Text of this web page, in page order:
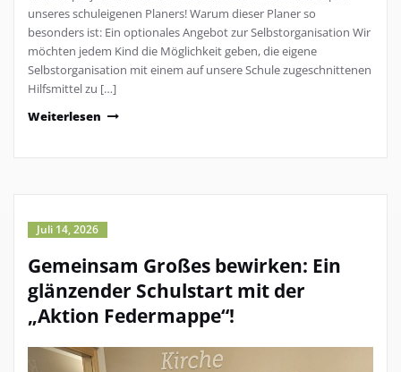
unseres schuleigenen Planers! Warum dieser Planer so
besonders ist: Ein optionales Angebot zur Selbstorganisation Wir
möchten jedem Kind die Möglichkeit geben, die eigene
Selbstorganisation mit einem auf unsere Schule zugeschnittenen
Hilfsmittel zu […]
Weiterlesen
Juli 14, 2026
Gemeinsam Großes bewirken: Ein
glänzender Schulstart mit der
„Aktion Federmappe“!